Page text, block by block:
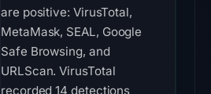
are positive: VirusTotal,
MetaMask, SEAL, Google
Safe Browsing, and
URLScan. VirusTotal
recorded 14 detections